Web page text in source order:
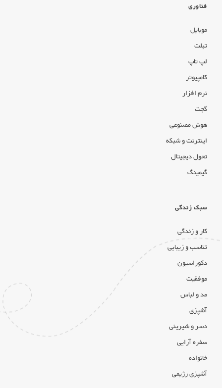
فناوری
موبایل
تبلت
لپ تاپ
کامپیوتر
نرم افزار
گجت
هوش مصنوعی
اینترنت و شبکه
تحول دیجیتال
گیمینگ
سبک زندگی
کار و زندگی
تناسب و زیبایی
دکوراسیون
موفقیت
مد و لباس
آشپزی
دسر و شیرینی
سفره آرایی
خانواده
آشپزی رژیمی